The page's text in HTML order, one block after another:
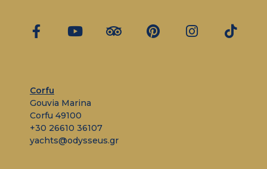
Corfu
Gouvia Marina
Corfu 49100
+30 26610 36107
yachts@odysseus.gr